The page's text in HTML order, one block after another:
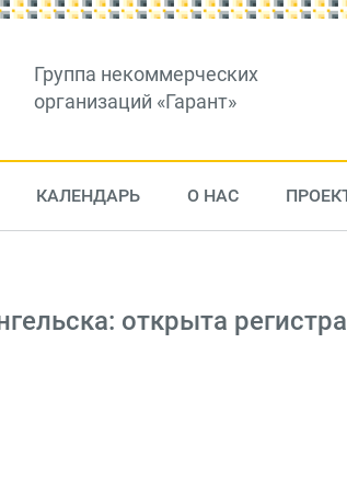
Группа некоммерческих
организаций «Гарант»
КАЛЕНДАРЬ О НАС
открыта